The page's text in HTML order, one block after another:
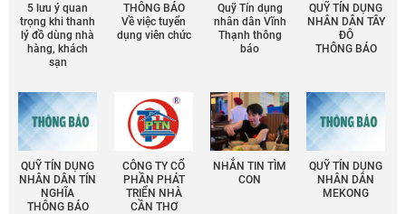
5 lưu ý quan
trọng khi thanh
lý đồ dùng nhà
hàng, khách
sạn
THÔNG BÁO
Về việc tuyển
dụng viên chức
Quỹ Tín dụng
nhân dân Vĩnh
Thạnh thông
báo
QUỸ TÍN DỤNG
NHÂN DÂN TÂY
ĐÔ
THÔNG BÁO
QUỸ TÍN DỤNG
NHÂN DÂN TÍN
NGHĨA
THÔNG BÁO
CÔNG TY CỔ
PHẦN PHÁT
TRIỂN NHÀ
CẦN THƠ
NHẮN TIN TÌM
CON
QUỸ TÍN DỤNG
NHÂN DÂN
MEKONG